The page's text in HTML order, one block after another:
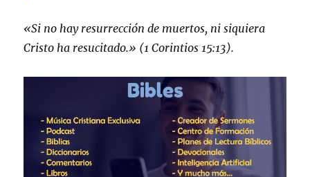
«Si no hay resurrección de muertos, ni siquiera
Cristo ha resucitado.» (1 Corintios 15:13).